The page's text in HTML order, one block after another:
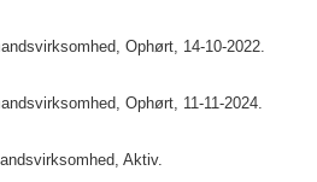
Ophørt, 14-10-2022.
Ophørt, 11-11-2024.
Aktiv.